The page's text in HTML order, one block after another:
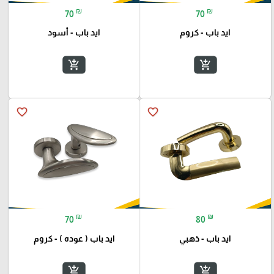
70 ₪
ايد باب - كروم
add_shopping_cart
70 ₪
ايد باب - أسود
add_shopping_cart
favorite_border
80 ₪
ايد باب - ذهبي
add_shopping_cart
favorite_border
70 ₪
ايد باب ( عوده ) - كروم
add_shopping_cart